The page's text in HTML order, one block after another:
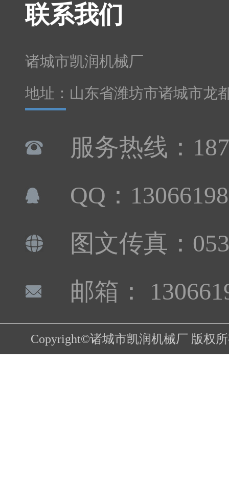
联系我们
诸城市凯润机械厂
地址：山东省潍坊市诸城市龙
服务热线：
QQ：
图文传真：
邮箱：
Copyright©诸城市凯润机械厂 版